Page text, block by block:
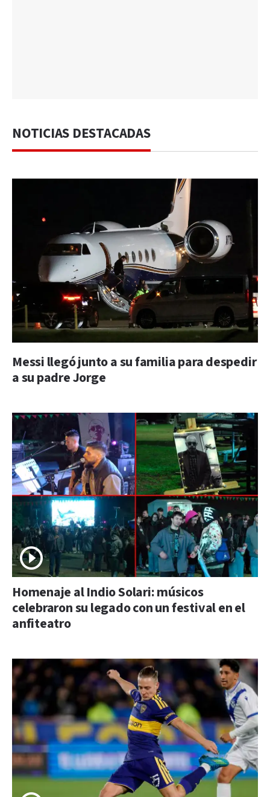
NOTICIAS DESTACADAS
Messi llegó junto a su familia para despedir
a su padre Jorge
Homenaje al Indio Solari: músicos
celebraron su legado con un festival en el
anfiteatro